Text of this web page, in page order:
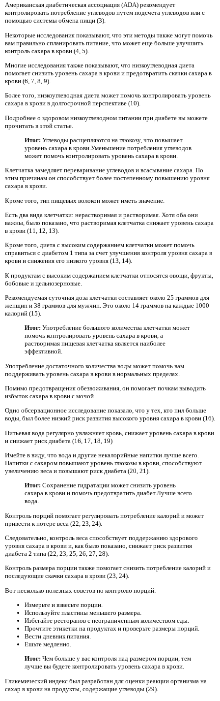
Американская диабетическая ассоциация (ADA) рекомендует
контролировать потребление углеводов путем подсчета углеводов или с
помощью системы обмена пищи (3).
Некоторые исследования показывают, что эти методы также могут помочь
вам правильно спланировать питание, что может еще больше улучшить
контроль сахара в крови (4, 5).
Многие исследования также показывают, что низкоуглеводная диета
помогает снизить уровень сахара в крови и предотвратить скачки сахара в
крови (6, 7, 8, 9).
Более того, низкоуглеводная диета может помочь контролировать уровень
сахара в крови в долгосрочной перспективе (10).
Подробнее о здоровом низкоуглеводном питании при диабете вы можете
прочитать в этой статье.
Итог: Углеводы расщепляются на глюкозу, что повышает
уровень сахара в крови.Уменьшение потребления углеводов
может помочь контролировать уровень сахара в крови.
Клетчатка замедляет переваривание углеводов и всасывание сахара. По
этим причинам он способствует более постепенному повышению уровня
сахара в крови.
Кроме того, тип пищевых волокон может иметь значение.
Есть два вида клетчатки: нерастворимая и растворимая. Хотя оба они
важны, было показано, что растворимая клетчатка снижает уровень сахара
в крови (11, 12, 13).
Кроме того, диета с высоким содержанием клетчатки может помочь
справиться с диабетом 1 типа за счет улучшения контроля уровня сахара в
крови и снижения его низкого уровня (13, 14).
К продуктам с высоким содержанием клетчатки относятся овощи, фрукты,
бобовые и цельнозерновые.
Рекомендуемая суточная доза клетчатки составляет около 25 граммов для
женщин и 38 граммов для мужчин. Это около 14 граммов на каждые 1000
калорий (15).
Итог: Употребление большого количества клетчатки может
помочь контролировать уровень сахара в крови, а
растворимая пищевая клетчатка является наиболее
эффективной.
Употребление достаточного количества воды может помочь вам
поддерживать уровень сахара в крови в нормальных пределах.
Помимо предотвращения обезвоживания, он помогает почкам выводить
избыток сахара в крови с мочой.
Одно обсервационное исследование показало, что у тех, кто пил больше
воды, был более низкий риск развития высокого уровня сахара в крови (16).
Питьевая вода регулярно увлажняет кровь, снижает уровень сахара в крови
и снижает риск диабета (16, 17, 18, 19)
Имейте в виду, что вода и другие некалорийные напитки лучше всего.
Напитки с сахаром повышают уровень глюкозы в крови, способствуют
увеличению веса и повышают риск диабета (20, 21).
Итог: Сохранение гидратации может снизить уровень
сахара в крови и помочь предотвратить диабет.Лучше всего
вода.
Контроль порций помогает регулировать потребление калорий и может
привести к потере веса (22, 23, 24).
Следовательно, контроль веса способствует поддержанию здорового
уровня сахара в крови и, как было показано, снижает риск развития
диабета 2 типа (22, 23, 25, 26, 27, 28).
Контроль размера порции также помогает снизить потребление калорий и
последующие скачки сахара в крови (23, 24).
Вот несколько полезных советов по контролю порций:
Измерьте и взвесьте порции.
Используйте пластины меньшего размера.
Избегайте ресторанов с неограниченным количеством еды.
Прочтите этикетки на продуктах и ​​проверьте размеры порций.
Вести дневник питания.
Ешьте медленно.
Итог: Чем больше у вас контроля над размером порции, тем
лучше вы будете контролировать уровень сахара в крови.
Гликемический индекс был разработан для оценки реакции организма на
сахар в крови на продукты, содержащие углеводы (29).